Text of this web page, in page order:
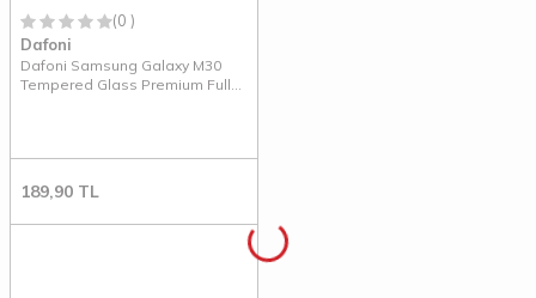
(0 )
Dafoni
Dafoni Samsung Galaxy M30
Tempered Glass Premium Full
189,90 TL